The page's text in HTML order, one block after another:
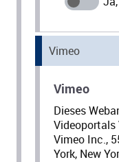
Vimeo
Vimeo
Dieses
Videoportals
Vimeo Inc.,
York, New